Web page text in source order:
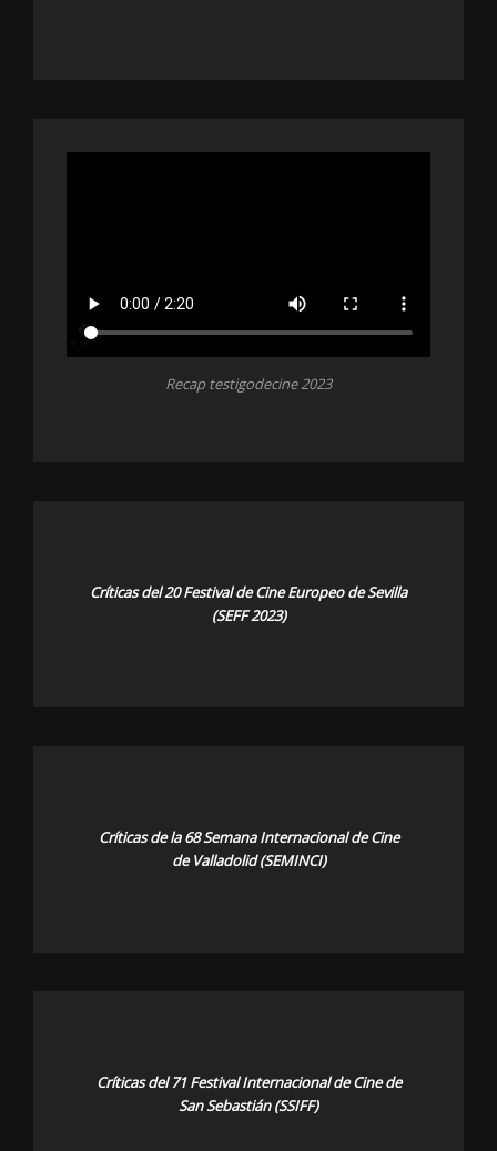
Recap testigodecine 2023
Críticas del 20 Festival de Cine Europeo de Sevilla
(SEFF 2023)
Críticas de la 68 Semana Internacional de Cine
de Valladolid (SEMINCI)
Críticas del 71 Festival Internacional de Cine de
San Sebastián (SSIFF)